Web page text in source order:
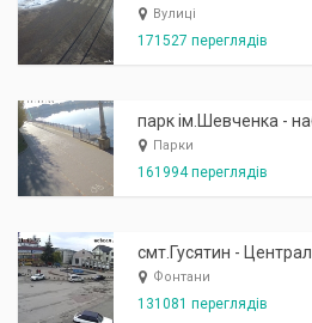
Вулиці
171527 переглядів
Парки
161994 переглядів
Фонтани
131081 переглядів